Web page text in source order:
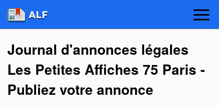
Journal d'annonces légales
Les Petites Affiches 75 Paris -
Publiez votre annonce